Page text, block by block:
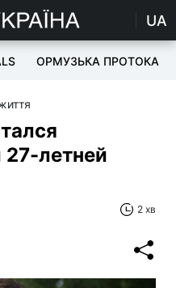
UA
ОРМУЗЬКА ПРОТОКА
27-летней
2 хв